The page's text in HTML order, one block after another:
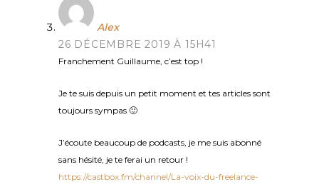
Alex
26 DÉCEMBRE 2019 À 15H41
Franchement Guillaume, c’est top !
Je te suis depuis un petit moment et tes articles sont
toujours sympas 🙂
J’écoute beaucoup de podcasts, je me suis abonné
sans hésité, je te ferai un retour !
https://castbox.fm/channel/La-voix-du-freelance-